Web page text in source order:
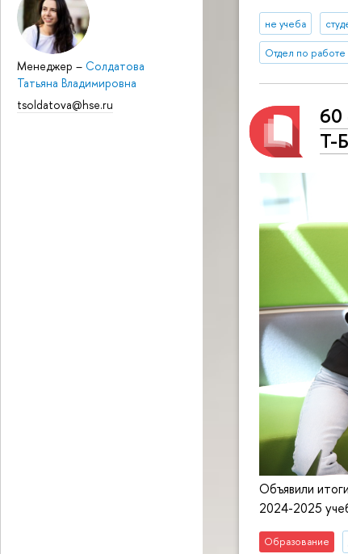
Менеджер – Солдатова
Татьяна Владимировна
tsoldatova@hse.ru
не учеба
Отдел по работе
60
Т-
Объявили
2024-2025
Образование